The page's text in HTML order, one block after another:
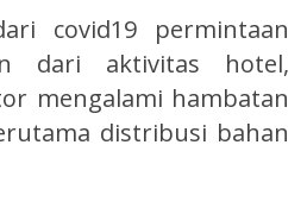
covid19 permintaan
dari aktivitas hotel,
mengalami hambatan
distribusi bahan